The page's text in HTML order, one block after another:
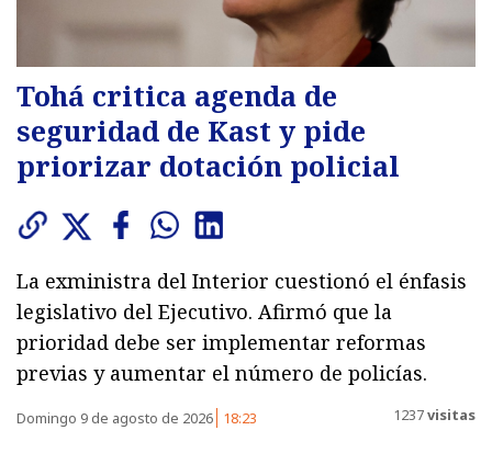
Tohá critica agenda de
seguridad de Kast y pide
priorizar dotación policial
La exministra del Interior cuestionó el énfasis
legislativo del Ejecutivo. Afirmó que la
prioridad debe ser implementar reformas
previas y aumentar el número de policías.
Domingo 9 de agosto de 2026 18:23 1237visitas